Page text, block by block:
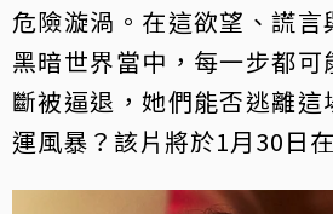
危險漩渦。在這欲望、謊
黑暗世界當中，每一步都
斷被逼退，她們能否逃離
運風暴？該片將於1月30日